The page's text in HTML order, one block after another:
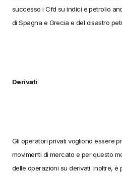
successo i Cfd su indici e petrolio
di Spagna e Grecia e del disastro
Derivati
Gli operatori privati vogliono essere
movimenti di mercato e per questo
delle operazioni su derivati. Inoltre,